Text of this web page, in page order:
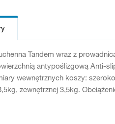
Tandem wraz z
antypoślizgową Anti-
wewnętrznych koszy:
zewnętrznej 3,5kg.